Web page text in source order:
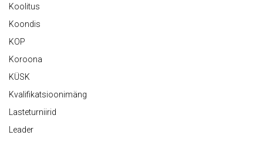
Koolitus
Koondis
KOP
Koroona
KÜSK
Kvalifikatsioonimäng
Lasteturniirid
Leader